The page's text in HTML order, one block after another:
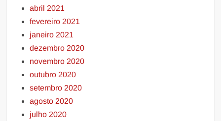
abril 2021
fevereiro 2021
janeiro 2021
dezembro 2020
novembro 2020
outubro 2020
setembro 2020
agosto 2020
julho 2020